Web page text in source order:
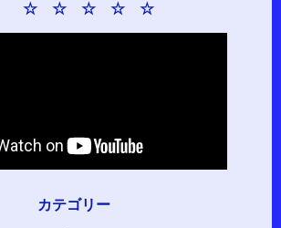
☆ ☆ ☆ ☆ ☆
カテゴリー